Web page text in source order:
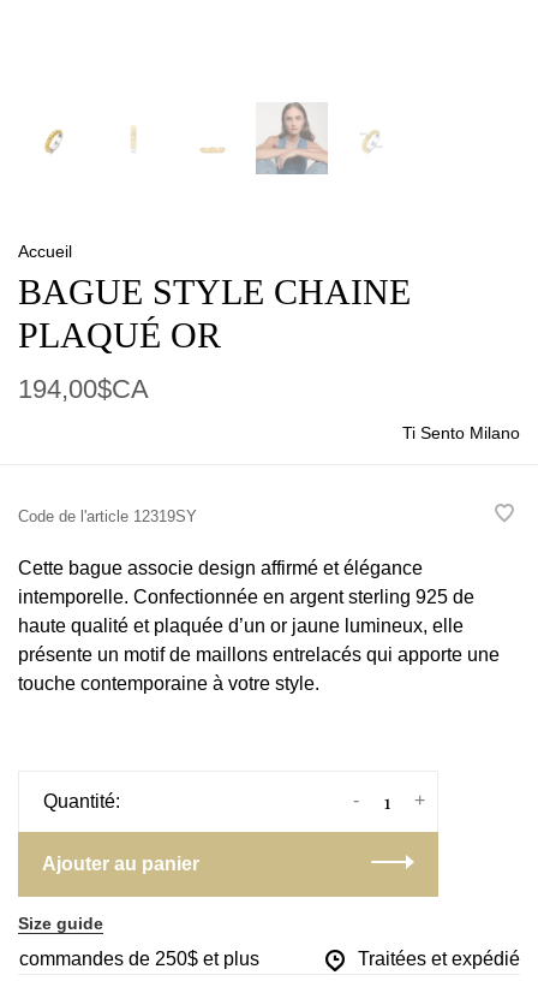
Accueil
BAGUE STYLE CHAINE
PLAQUÉ OR
194,00$CA
Ti Sento Milano
Code de l'article 12319SY
Cette bague associe design affirmé et élégance
intemporelle. Confectionnée en argent sterling 925 de
haute qualité et plaquée d’un or jaune lumineux, elle
présente un motif de maillons entrelacés qui apporte une
touche contemporaine à votre style.
Quantité: +
-
Ajouter au panier
Size guide
de 250$ et plus Traitées et